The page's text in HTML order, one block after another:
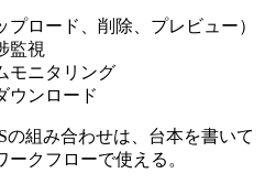
ロード、削除、プレビュー）
監視
モニタリング
ウンロード
組み合わせは、台本を書いて
クフローで使える。